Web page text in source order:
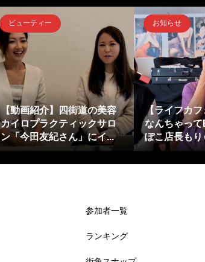
ビューティー
【動画紹介】四街道の美容
カイロプラクティックサロ
ン「今田友紀さん」にイ...
お知らせ
【ライフカ
なんちゃっ
ぽこ店長も
参加者一覧
ランキング